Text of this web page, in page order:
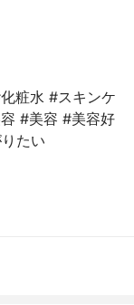
粧水 #スキンケ
#美容 #美容好
たい